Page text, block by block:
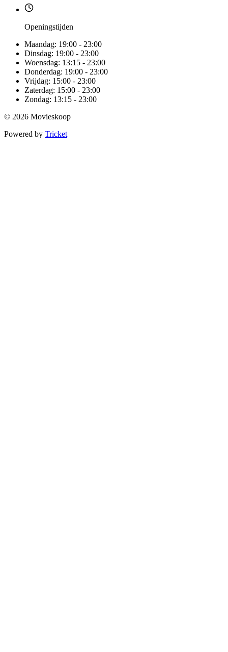
Openingstijden
Maandag: 19:00 - 23:00
Dinsdag: 19:00 - 23:00
Woensdag: 13:15 - 23:00
Donderdag: 19:00 - 23:00
Vrijdag: 15:00 - 23:00
Zaterdag: 15:00 - 23:00
Zondag: 13:15 - 23:00
© 2026 Movieskoop
Powered by Tricket